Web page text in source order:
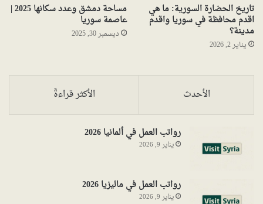
تاريخ الحضارة السورية: ما هي
اقدم محافظة في سوريا واقدم
مدينة؟
يناير 2, 2026
مساحة دمشق وعدد سكانها 2025 |
عاصمة سوريا
ديسمبر 30, 2025
الأحدث الأكثر قراءةً
رواتب العمل في ألمانيا 2026
يناير 9, 2026
رواتب العمل في ماليزيا 2026
يناير 9, 2026